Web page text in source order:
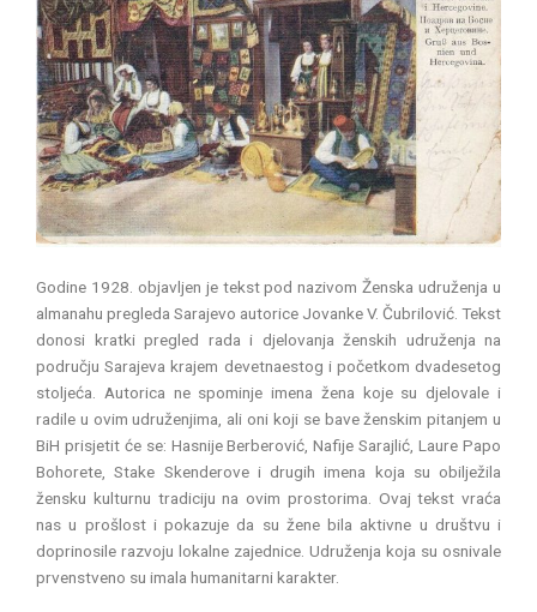
Godine 1928. objavljen je tekst pod nazivom Ženska udruženja u
almanahu pregleda Sarajevo autorice Jovanke V. Čubrilović. Tekst
donosi kratki pregled rada i djelovanja ženskih udruženja na
području Sarajeva krajem devetnaestog i početkom dvadesetog
stoljeća. Autorica ne spominje imena žena koje su djelovale i
radile u ovim udruženjima, ali oni koji se bave ženskim pitanjem u
BiH prisjetit će se: Hasnije Berberović, Nafije Sarajlić, Laure Papo
Bohorete, Stake Skenderove i drugih imena koja su obilježila
žensku kulturnu tradiciju na ovim prostorima. Ovaj tekst vraća
nas u prošlost i pokazuje da su žene bila aktivne u društvu i
doprinosile razvoju lokalne zajednice. Udruženja koja su osnivale
prvenstveno su imala humanitarni karakter.